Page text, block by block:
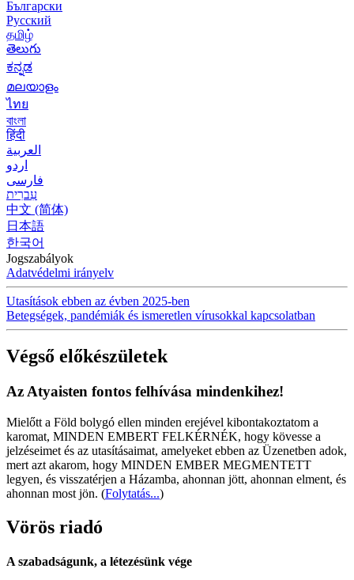
Български
Русский
தமிழ்
తెలుగు
ಕನ್ನಡ
മലയാളം
ไทย
বাংলা
हिंदी
العربية
اردو
فارسی
עִברִית
中文 (简体)
日本語
한국어
Jogszabályok
Adatvédelmi irányelv
Utasítások ebben az évben 2025-ben
Betegségek, pandémiák és ismeretlen vírusokkal kapcsolatban
Végső előkészületek
Az Atyaisten fontos felhívása mindenkihez!
Mielőtt a Föld bolygó ellen minden erejével kibontakoztatom a
karomat, MINDEN EMBERT FELKÉRNÉK, hogy kövesse a
jelzéseimet és az utasításaimat, amelyeket ebben az Üzenetben adok,
mert azt akarom, hogy MINDEN EMBER MEGMENTETT
legyen, és visszatérjen a Házamba, ahonnan jött, ahonnan elment, és
ahonnan most jön. (Folytatás...)
Vörös riadó
A szabadságunk, a létezésünk vége